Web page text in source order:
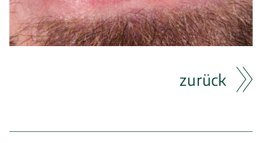
zurück